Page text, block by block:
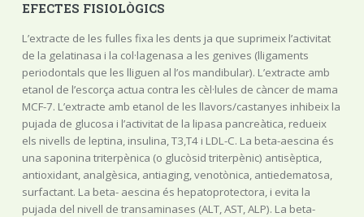
EFECTES FISIOLÒGICS
L’extracte de les fulles fixa les dents ja que suprimeix l’activitat
de la gelatinasa i la col·lagenasa a les genives (lligaments
periodontals que les lliguen al l’os mandibular). L’extracte amb
etanol de l’escorça actua contra les cèl·lules de càncer de mama
MCF-7. L’extracte amb etanol de les llavors/castanyes inhibeix la
pujada de glucosa i l’activitat de la lipasa pancreàtica, redueix
els nivells de leptina, insulina, T3,T4 i LDL-C. La beta-aescina és
una saponina triterpènica (o glucòsid triterpènic) antisèptica,
antioxidant, analgèsica, antiaging, venotònica, antiedematosa,
surfactant. La beta- aescina és hepatoprotectora, i evita la
pujada del nivell de transaminases (ALT, AST, ALP). La beta-